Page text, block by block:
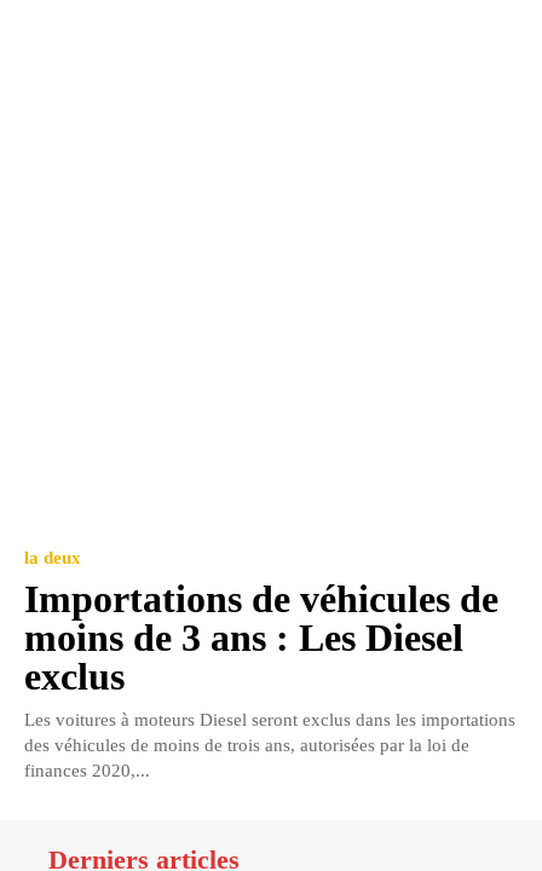
la deux
Importations de véhicules de
moins de 3 ans : Les Diesel
exclus
Les voitures à moteurs Diesel seront exclus dans les importations
des véhicules de moins de trois ans, autorisées par la loi de
finances 2020,...
Derniers articles